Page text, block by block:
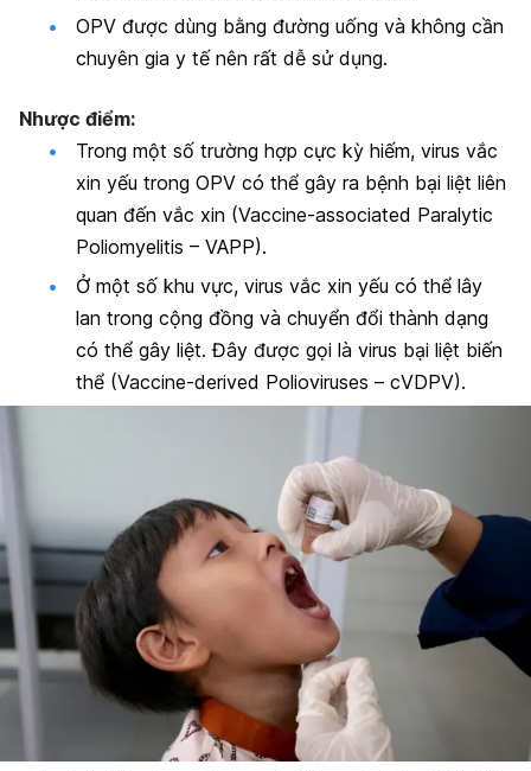
OPV được dùng bằng đường uống và không cần
chuyên gia y tế nên rất dễ sử dụng.
Nhược điểm:
Trong một số trường hợp cực kỳ hiếm, virus vắc
xin yếu trong OPV có thể gây ra bệnh bại liệt liên
quan đến vắc xin (Vaccine-associated Paralytic
Poliomyelitis – VAPP).
Ở một số khu vực, virus vắc xin yếu có thể lây
lan trong cộng đồng và chuyển đổi thành dạng
có thể gây liệt. Đây được gọi là virus bại liệt biến
thể (Vaccine-derived Polioviruses – cVDPV).